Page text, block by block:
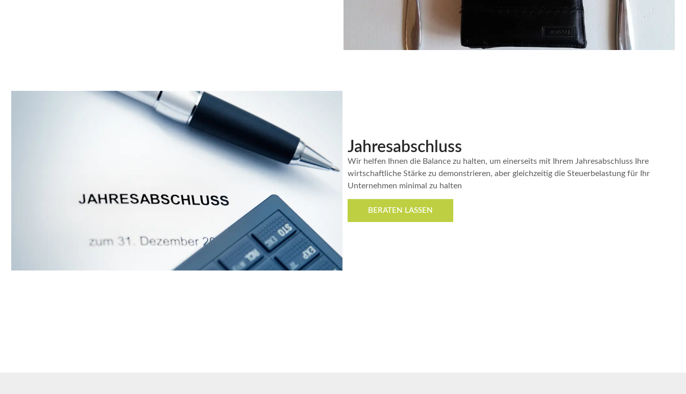
Jahresabschluss
Wir helfen Ihnen die Balance zu halten, um einerseits mit Ihrem Jahresabschluss Ihre
wirtschaftliche Stärke zu demonstrieren, aber gleichzeitig die Steuerbelastung für Ihr
Unternehmen minimal zu halten
BERATEN LASSEN